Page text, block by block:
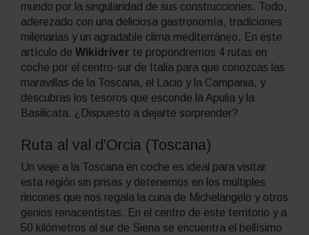
mundo por la singularidad de sus construcciones. Todo,
aderezado con una deliciosa gastronomía, tradiciones
milenarias y un agradable clima mediterráneo. En este
artículo de Wikidriver te propondremos 4 rutas en
coche por el centro-sur de Italia para que conozcas las
maravillas de la Toscana, el Lacio y la Campania, y
descubras los tesoros que esconde la Apulia y la
Basilicata. ¿Dispuesto a dejarte sorprender?
Ruta al val d’Orcia (Toscana)
Un viaje a la Toscana en coche es ideal para visitar
esta región sin prisas y detenernos en los múltiples
rincones que nos regala la cuna de Michelangelo y otros
genios renacentistas. En el centro de este territorio y a
50 kilómetros al sur de Siena se encuentra el bellísimo